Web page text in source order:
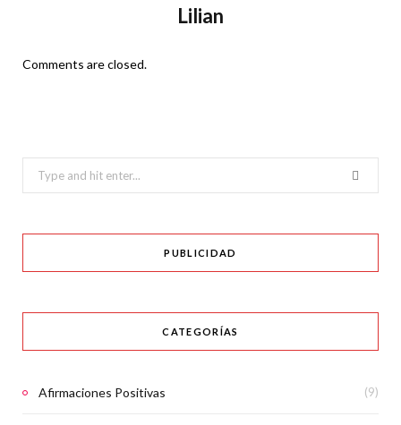
Lilian
Comments are closed.
Search
for:
PUBLICIDAD
CATEGORÍAS
Afirmaciones Positivas (9)